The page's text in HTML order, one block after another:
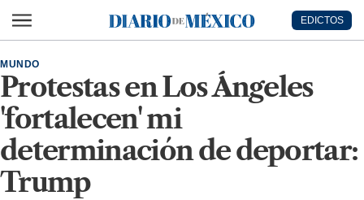
Diario de México
EDICTOS
Protestas en Los Ángeles
'fortalecen' mi
determinación de deportar:
Trump
MUNDO